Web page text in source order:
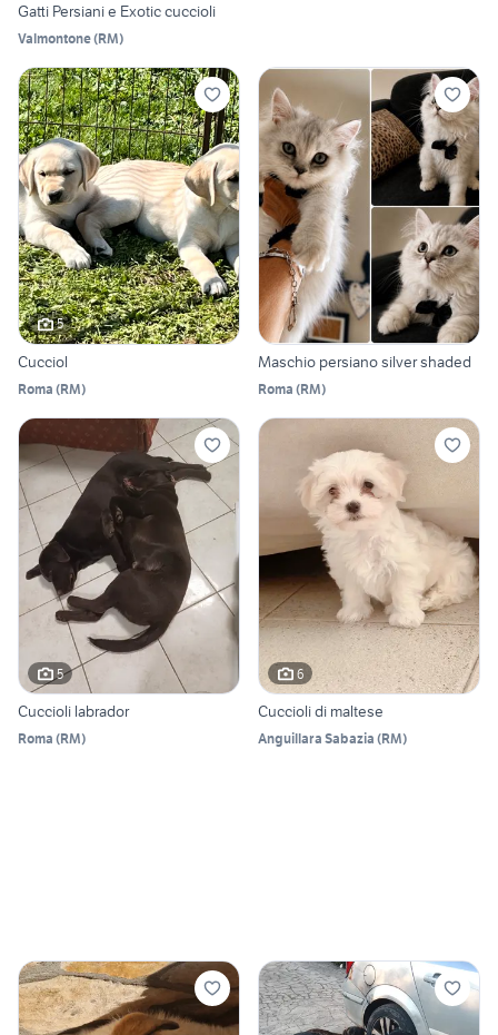
Gatti Persiani e Exotic cuccioli
Valmontone(RM)
5
Cucciol
Roma (RM)
Maschio persiano silver shaded
Roma (RM)
5
Cuccioli labrador
Roma (RM)
6
Cuccioli di maltese
Anguillara Sabazia (RM)